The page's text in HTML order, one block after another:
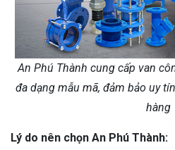
An Phú Thành cung cấp van
đa dạng mẫu mã, đảm bảo uy
hàng
Lý do nên chọn An Phú Thành: